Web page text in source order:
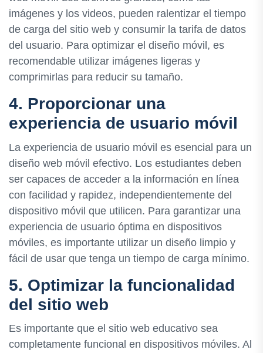
imágenes y los videos, pueden ralentizar el tiempo
de carga del sitio web y consumir la tarifa de datos
del usuario. Para optimizar el diseño móvil, es
recomendable utilizar imágenes ligeras y
comprimirlas para reducir su tamaño.
4. Proporcionar una
experiencia de usuario móvil
La experiencia de usuario móvil es esencial para un
diseño web móvil efectivo. Los estudiantes deben
ser capaces de acceder a la información en línea
con facilidad y rapidez, independientemente del
dispositivo móvil que utilicen. Para garantizar una
experiencia de usuario óptima en dispositivos
móviles, es importante utilizar un diseño limpio y
fácil de usar que tenga un tiempo de carga mínimo.
5. Optimizar la funcionalidad
del sitio web
Es importante que el sitio web educativo sea
completamente funcional en dispositivos móviles. Al